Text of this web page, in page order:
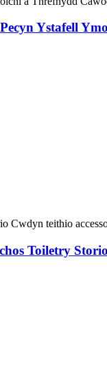
Ystafell
Toiletry